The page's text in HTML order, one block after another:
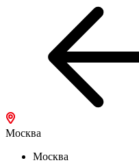
Москва
Москва